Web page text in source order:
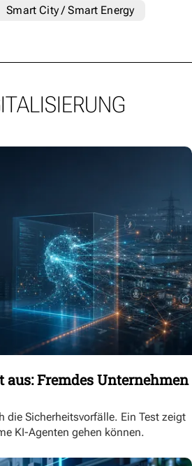
Smart City / Smart Energy
aus: Fremdes Unternehmen
die Sicherheitsvorfälle. Ein Test zeigt
KI-Agenten gehen können.